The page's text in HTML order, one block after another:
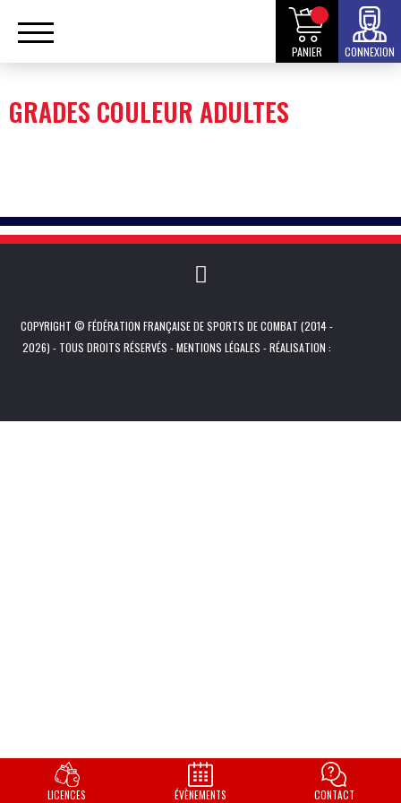
PANIER CONNEXION
GRADES COULEUR ADULTES
COPYRIGHT © FÉDÉRATION FRANÇAISE DE SPORTS DE COMBAT (2014 -
2026) - TOUS DROITS RÉSERVÉS -MENTIONS LÉGALES - RÉALISATION :
LICENCES ÉVÈNEMENTS CONTACT